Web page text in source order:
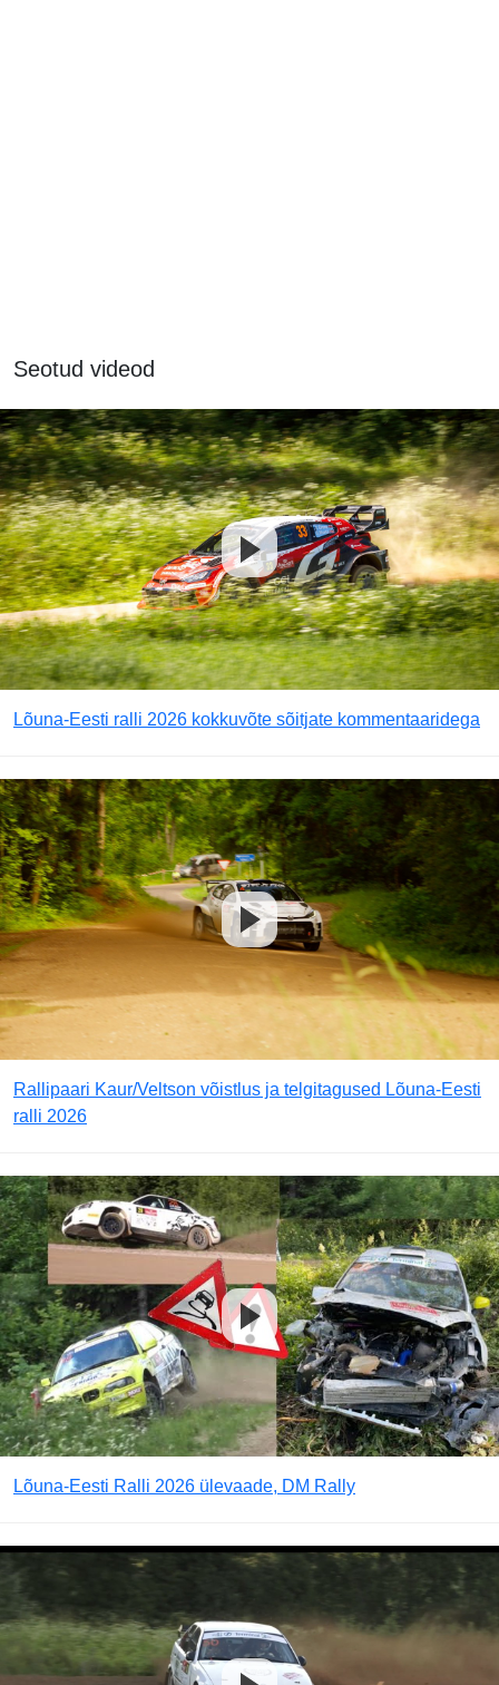
Seotud videod
Lõuna-Eesti ralli 2026 kokkuvõte sõitjate kommentaaridega
Rallipaari Kaur/Veltson võistlus ja telgitagused Lõuna-Eesti
ralli 2026
Lõuna-Eesti Ralli 2026 ülevaade, DM Rally